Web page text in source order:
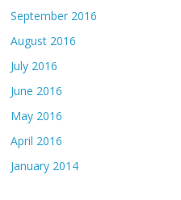
September 2016
August 2016
July 2016
June 2016
May 2016
April 2016
January 2014